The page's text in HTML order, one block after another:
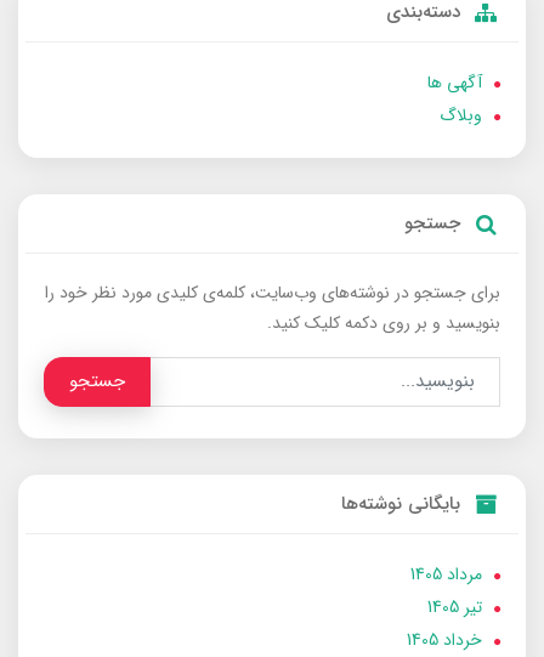
دسته‌بندی
آگهی ها
وبلاگ
جستجو
برای جستجو در نوشته‌های وب‌سایت، کلمه‌ی کلیدی مورد نظر خود را
بنویسید و بر روی دکمه کلیک کنید.
جستجو
بایگانی نوشته‌ها
مرداد 1405
تير 1405
خرداد 1405